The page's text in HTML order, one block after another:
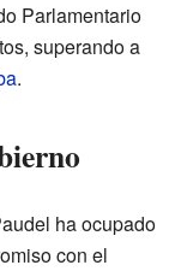
Parlamentario
superando a
.
ha ocupado
con el